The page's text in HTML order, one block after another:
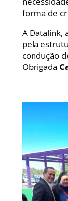
forma de
A Datalink,
pela
condução
Obrigada